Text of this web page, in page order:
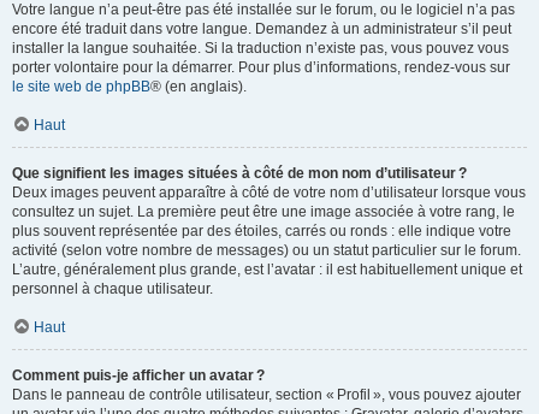
Votre langue n’a peut-être pas été installée sur le forum, ou le logiciel n’a pas
encore été traduit dans votre langue. Demandez à un administrateur s’il peut
installer la langue souhaitée. Si la traduction n’existe pas, vous pouvez vous
porter volontaire pour la démarrer. Pour plus d’informations, rendez-vous sur
le site web de phpBB® (en anglais).
Haut
Que signifient les images situées à côté de mon nom d’utilisateur ?
Deux images peuvent apparaître à côté de votre nom d’utilisateur lorsque vous
consultez un sujet. La première peut être une image associée à votre rang, le
plus souvent représentée par des étoiles, carrés ou ronds : elle indique votre
activité (selon votre nombre de messages) ou un statut particulier sur le forum.
L’autre, généralement plus grande, est l’avatar : il est habituellement unique et
personnel à chaque utilisateur.
Haut
Comment puis-je afficher un avatar ?
Dans le panneau de contrôle utilisateur, section « Profil », vous pouvez ajouter